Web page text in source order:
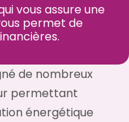
de nombreux
permettant
énergétique
vous assure une
permet de